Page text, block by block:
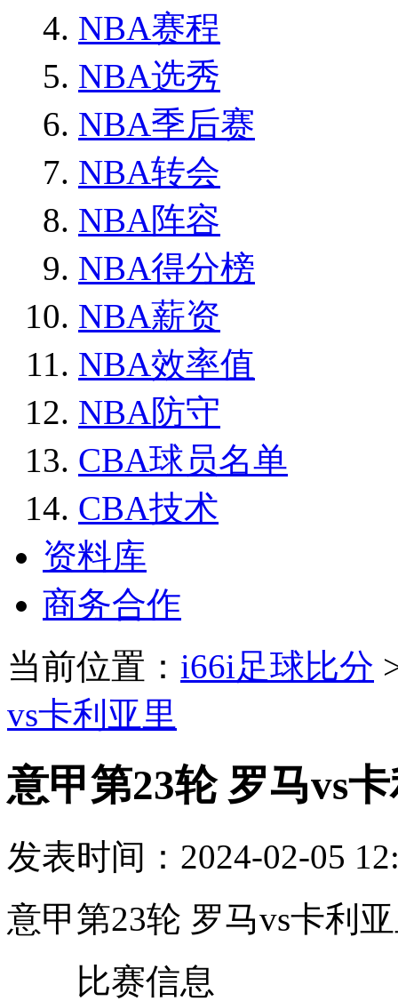
NBA赛程
NBA选秀
NBA季后赛
NBA转会
NBA阵容
NBA得分榜
NBA薪资
NBA效率值
NBA防守
CBA球员名单
CBA技术
资料库
商务合作
当前位置： i66i足球比分
vs卡利亚里
意甲第23轮 罗马vs
发表时间：2024-02-05
意甲第23轮 罗马vs卡利
比赛信息